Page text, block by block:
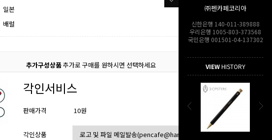
㈜펜카페코리아
신한은행 140-011-389888
우리은행 1005-803-373568
국민은행 001501-04-137302
VIEWHISTORY
일본
배럴
추가구성상품추가로 구매를 원하시면 선택하세요
각인서비스
판매가격 10원
각인상품